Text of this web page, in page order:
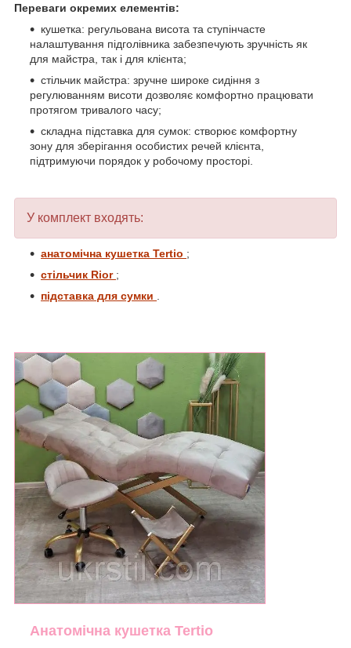
Переваги окремих елементів:
кушетка: регульована висота та ступінчасте
налаштування підголівника забезпечують зручність як
для майстра, так і для клієнта;
стільчик майстра: зручне широке сидіння з
регулюванням висоти дозволяє комфортно працювати
протягом тривалого часу;
складна підставка для сумок: створює комфортну
зону для зберігання особистих речей клієнта,
підтримуючи порядок у робочому просторі.
У комплект входять:
анатомічна кушетка Tertio ;
стільчик Rior ;
підставка для сумки
Анатомічна кушетка Tertio